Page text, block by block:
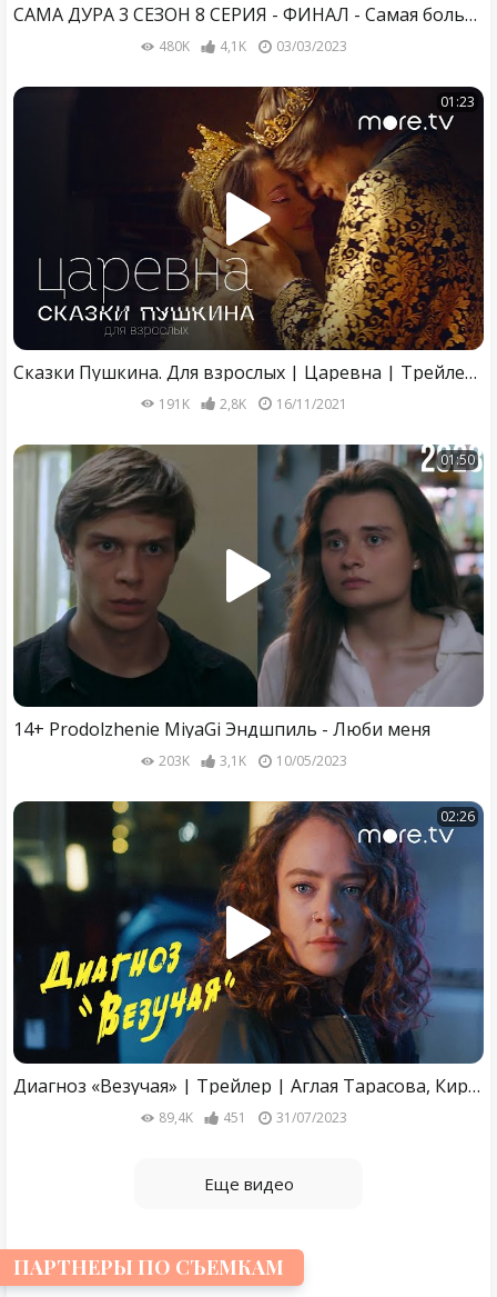
САМА ДУРА 3 СЕЗОН 8 СЕРИЯ - ФИНАЛ - Самая большая ссора сестёр
480K 4,1K 03/03/2023
01:23
Сказки Пушкина. Для взрослых | Царевна | Трейлер (2021) more.tv
191K 2,8K 16/11/2021
01:50
14+ Prodolzhenie MiyaGi Эндшпиль - Люби меня
203K 3,1K 10/05/2023
02:26
Диагноз «Везучая» | Трейлер | Аглая Тарасова, Кирилл Кяро (2023) Wink
89,4K 451 31/07/2023
Еще видео
ПАРТНЕРЫ ПО СЪЕМКАМ